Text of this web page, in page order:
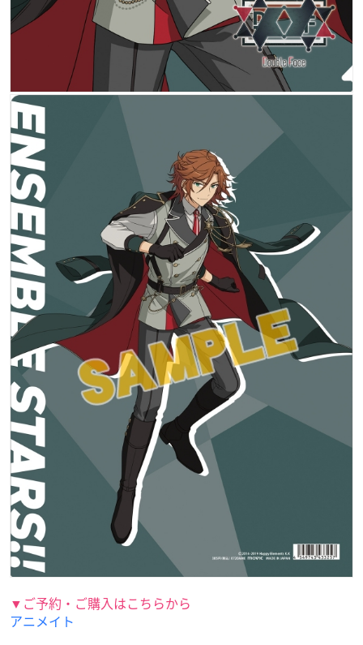
▼ご予約・ご購入はこちらから
アニメイト